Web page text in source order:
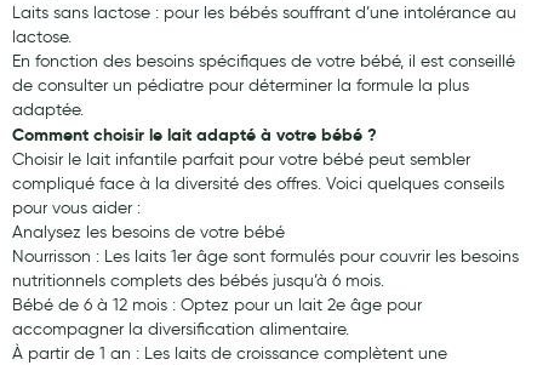
Laits sans lactose : pour les bébés souffrant d’une intolérance au
lactose.
En fonction des besoins spécifiques de votre bébé, il est conseillé
de consulter un pédiatre pour déterminer la formule la plus
adaptée.
Comment choisir le lait adapté à votre bébé ?
Choisir le lait infantile parfait pour votre bébé peut sembler
compliqué face à la diversité des offres. Voici quelques conseils
pour vous aider :
Analysez les besoins de votre bébé
Nourrisson : Les laits 1er âge sont formulés pour couvrir les besoins
nutritionnels complets des bébés jusqu’à 6 mois.
Bébé de 6 à 12 mois : Optez pour un lait 2e âge pour
accompagner la diversification alimentaire.
À partir de 1 an : Les laits de croissance complètent une